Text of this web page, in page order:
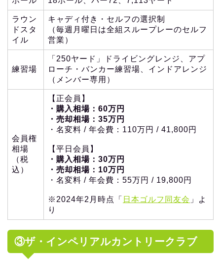
ラウン
ドスタ
イル
キャディ付き・セルフの選択制
（毎週月曜日は全組スループレーのセルフ
営業）
練習場
「250ヤード」ドライビングレンジ、アプ
ローチ・バンカー練習場、インドアレンジ
（メンバー専用）
会員権
相場
（税
込）
【正会員】
・購入相場：60万円
・売却相場：35万円
・名変料 / 年会費：110万円 / 41,800円
【平日会員】
・購入相場：30万円
・売却相場：10万円
・名変料 / 年会費：55万円 / 19,800円
※2024年2月時点「 日本ゴルフ同友会 」よ
り
③ザ・インペリアルカントリークラブ